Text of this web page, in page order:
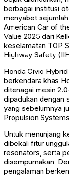
berbagai institusi
menyabet
American Car of
Value 2025 dari
keselamatan TOP
Highway Safety
Honda Civic
berkendara khas
ditenagai mesin
dipadukan dengan
yang sebelumnya
Propulsion
Untuk menunjang
dibekali fitur
resonators, serta
disempurnakan.
pengalaman